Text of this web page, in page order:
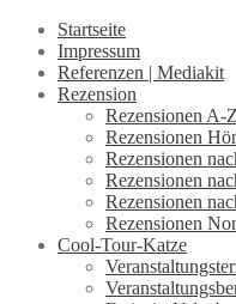
Startseite
Impressum
Referenzen | Mediakit
Rezension
Rezensionen A-Z
Rezensionen
Rezensionen
Rezensionen
Rezensionen
Rezensionen
Cool-Tour-Katze